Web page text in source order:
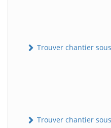
Trouver chantier
Trouver chantier